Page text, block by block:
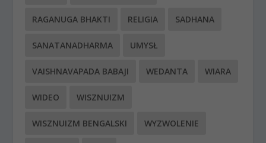
RAGANUGA BHAKTI RELIGIA SADHANA
SANATANADHARMA UMYSŁ
VAISHNAVAPADA BABAJI WEDANTA WIARA
WIDEO WISZNUIZM
WISZNUIZM BENGALSKI WYZWOLENIE